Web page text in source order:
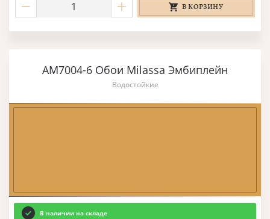
В КОРЗИНУ
AM7004-6 Обои Milassa Эмбиплейн
Водостойкие
В наличии на складе